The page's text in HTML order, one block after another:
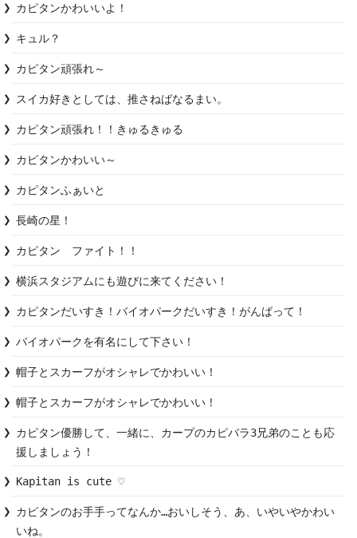
カピタンかわいいよ！
キュル？
カピタン頑張れ～
スイカ好きとしては、推さねばなるまい。
カピタン頑張れ！！きゅるきゅる
カピタンかわいい～
カピタンふぁいと
長崎の星！
カピタン　ファイト！！
横浜スタジアムにも遊びに来てください！
カピタンだいすき！バイオパークだいすき！がんばって！
バイオパークを有名にして下さい！
帽子とスカーフがオシャレでかわいい！
帽子とスカーフがオシャレでかわいい！
カピタン優勝して、一緒に、カープのカピバラ3兄弟のことも応
援しましょう！
Kapitan is cute ♡
カピタンのお手手ってなんか…おいしそう、あ、いやいやかわい
いね。